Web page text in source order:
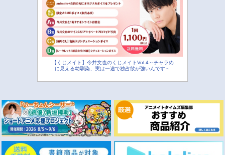
【くじメイト】今井文也のくじメイトVol.4～チャラめ
に見える幼馴染、実は一途で独占欲が強いんです～